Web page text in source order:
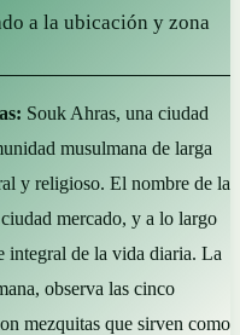
a la ubicación y zona
Souk Ahras, una ciudad
musulmana de larga
y religioso. El nombre de la
mercado, y a lo largo
integral de la vida diaria. La
observa las cinco
mezquitas que sirven como